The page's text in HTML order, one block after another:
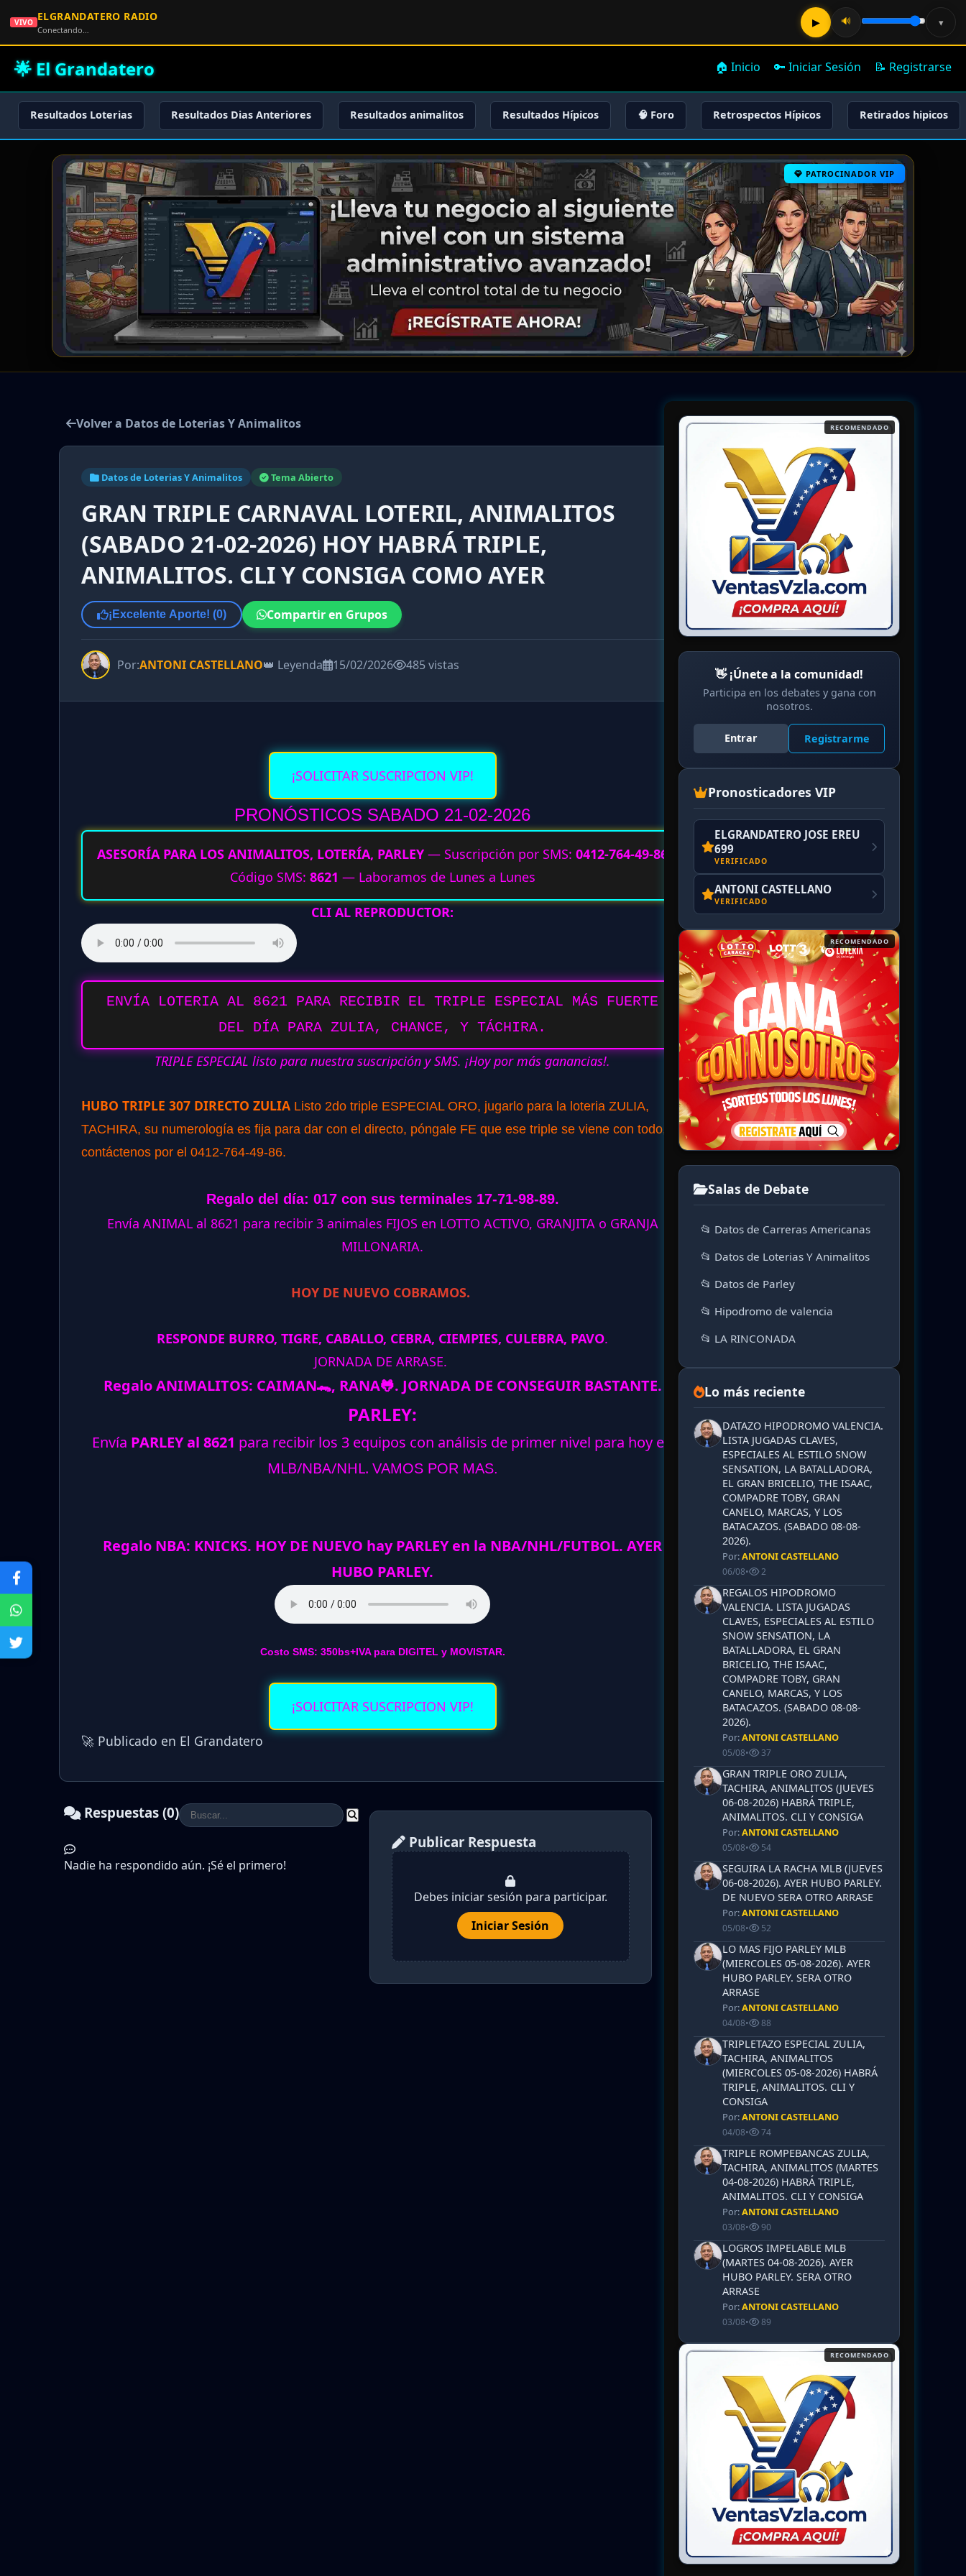
🌟 El Grandatero 🏠 Inicio 🔑 Iniciar Sesión 📝 Registrarse
Resultados Loterias Resultados Dias Anteriores Resultados animalitos Resultados Hípicos 🧠 Foro Retrospectos Hípicos Retirados hipicos
PATROCINADOR VIP
Volver a Datos de Loterias Y Animalitos
Datos de Loterias Y Animalitos Tema Abierto
GRAN TRIPLE CARNAVAL LOTERIL, ANIMALITOS
(SABADO 21-02-2026) HOY HABRÁ TRIPLE,
ANIMALITOS. CLI Y CONSIGA COMO AYER
¡Excelente Aporte! (0) Compartir en Grupos
Por:ANTONI CASTELLANO👑 Leyenda 15/02/2026 485 vistas
¡SOLICITAR SUSCRIPCION VIP!
PRONÓSTICOS SABADO 21-02-2026
ASESORÍA PARA LOS ANIMALITOS, LOTERÍA, PARLEY — Suscripción por SMS: 0412-764-49-86
Código SMS: 8621 — Laboramos de Lunes a Lunes
CLI AL REPRODUCTOR:
ENVÍA LOTERIA AL 8621 PARA RECIBIR EL TRIPLE ESPECIAL MÁS FUERTE
DEL DÍA PARA ZULIA, CHANCE, Y TÁCHIRA.
TRIPLE ESPECIAL listo para nuestra suscripción y SMS. ¡Hoy por más ganancias!.
HUBO TRIPLE 307 DIRECTO ZULIA Listo 2do triple ESPECIAL ORO, jugarlo para la loteria ZULIA,
TACHIRA, su numerología es fija para dar con el directo, póngale FE que ese triple se viene con todo,
contáctenos por el 0412-764-49-86.
Regalo del día: 017 con sus terminales 17-71-98-89.
Envía ANIMAL al 8621 para recibir 3 animales FIJOS en LOTTO ACTIVO, GRANJITA o GRANJA
MILLONARIA.
HOY DE NUEVO COBRAMOS.
RESPONDE BURRO, TIGRE, CABALLO, CEBRA, CIEMPIES, CULEBRA, PAVO.
JORNADA DE ARRASE.
Regalo ANIMALITOS: CAIMAN🐊, RANA🐸. JORNADA DE CONSEGUIR BASTANTE.
PARLEY:
Envía PARLEY al 8621 para recibir los 3 equipos con análisis de primer nivel para hoy en
MLB/NBA/NHL. VAMOS POR MAS.
Regalo NBA: KNICKS. HOY DE NUEVO hay PARLEY en la NBA/NHL/FUTBOL. AYER
HUBO PARLEY.
Costo SMS: 350bs+IVA para DIGITEL y MOVISTAR.
¡SOLICITAR SUSCRIPCION VIP!
🚀 Publicado en El Grandatero
Respuestas (0)
Nadie ha respondido aún. ¡Sé el primero!
Publicar Respuesta
Debes iniciar sesión para participar.
Iniciar Sesión
RECOMENDADO
👋 ¡Únete a la comunidad!
Participa en los debates y gana con
nosotros.
Entrar Registrarme
Pronosticadores VIP
ELGRANDATERO JOSE EREU
699
VERIFICADO
ANTONI CASTELLANO
VERIFICADO
RECOMENDADO
Salas de Debate
📂 Datos de Carreras Americanas
📂 Datos de Loterias Y Animalitos
📂 Datos de Parley
📂 Hipodromo de valencia
📂 LA RINCONADA
Lo más reciente
DATAZO HIPODROMO VALENCIA.
LISTA JUGADAS CLAVES,
ESPECIALES AL ESTILO SNOW
SENSATION, LA BATALLADORA,
EL GRAN BRICELIO, THE ISAAC,
COMPADRE TOBY, GRAN
CANELO, MARCAS, Y LOS
BATACAZOS. (SABADO 08-08-
2026).
Por:ANTONI CASTELLANO
06/08• 2
REGALOS HIPODROMO
VALENCIA. LISTA JUGADAS
CLAVES, ESPECIALES AL ESTILO
SNOW SENSATION, LA
BATALLADORA, EL GRAN
BRICELIO, THE ISAAC,
COMPADRE TOBY, GRAN
CANELO, MARCAS, Y LOS
BATACAZOS. (SABADO 08-08-
2026).
Por:ANTONI CASTELLANO
05/08• 37
GRAN TRIPLE ORO ZULIA,
TACHIRA, ANIMALITOS (JUEVES
06-08-2026) HABRÁ TRIPLE,
ANIMALITOS. CLI Y CONSIGA
Por:ANTONI CASTELLANO
05/08• 54
SEGUIRA LA RACHA MLB (JUEVES
06-08-2026). AYER HUBO PARLEY.
DE NUEVO SERA OTRO ARRASE
Por:ANTONI CASTELLANO
05/08• 52
LO MAS FIJO PARLEY MLB
(MIERCOLES 05-08-2026). AYER
HUBO PARLEY. SERA OTRO
ARRASE
Por:ANTONI CASTELLANO
04/08• 88
TRIPLETAZO ESPECIAL ZULIA,
TACHIRA, ANIMALITOS
(MIERCOLES 05-08-2026) HABRÁ
TRIPLE, ANIMALITOS. CLI Y
CONSIGA
Por:ANTONI CASTELLANO
04/08• 74
TRIPLE ROMPEBANCAS ZULIA,
TACHIRA, ANIMALITOS (MARTES
04-08-2026) HABRÁ TRIPLE,
ANIMALITOS. CLI Y CONSIGA
Por:ANTONI CASTELLANO
03/08• 90
LOGROS IMPELABLE MLB
(MARTES 04-08-2026). AYER
HUBO PARLEY. SERA OTRO
ARRASE
Por:ANTONI CASTELLANO
03/08• 89
RECOMENDADO
VIVO ELGRANDATERO RADIO
Conectando…
▶ 🔊 ▾